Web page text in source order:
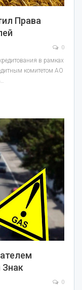
Права
0
в рамках
комитетом АО
0